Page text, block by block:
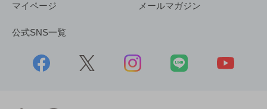
マイページ メールマガジン
公式SNS一覧